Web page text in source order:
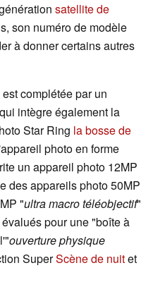
satellite de
son numéro de modèle
à donner certains autres
complétée par un
intègre également la
Star Ring la bosse de
photo en forme
un appareil photo 12MP
des appareils photo 50MP
"ultra macro téléobjectif"
pour une "boîte à
ouverture physique
SuperScène de nuitet